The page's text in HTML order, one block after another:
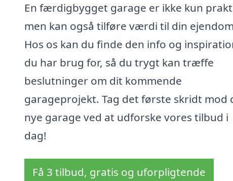
En færdigbygget garage er ikke kun
men kan også tilføre værdi til din
Hos os kan du finde den info og
du har brug for, så du trygt kan træffe
beslutninger om dit kommende
garageprojekt. Tag det første skridt mod
nye garage ved at udforske vores tilbud i
dag!
Få 3 tilbud, gratis og uforpligtende